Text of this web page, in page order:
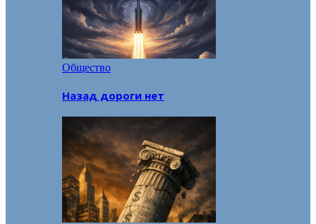
Общество
Назад дороги нет